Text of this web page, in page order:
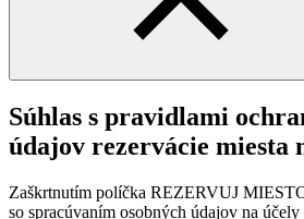
Súhlas s pravidlami
údajov rezervácie miesta
Zaškrtnutím políčka REZERVUJ
so spracúvaním osobných údajov na